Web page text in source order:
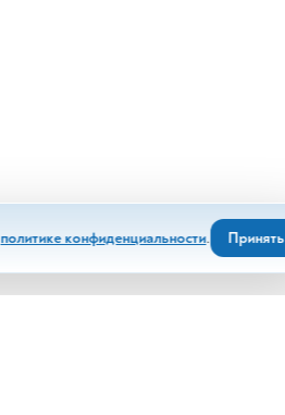
политике конфиденциальности. Принять